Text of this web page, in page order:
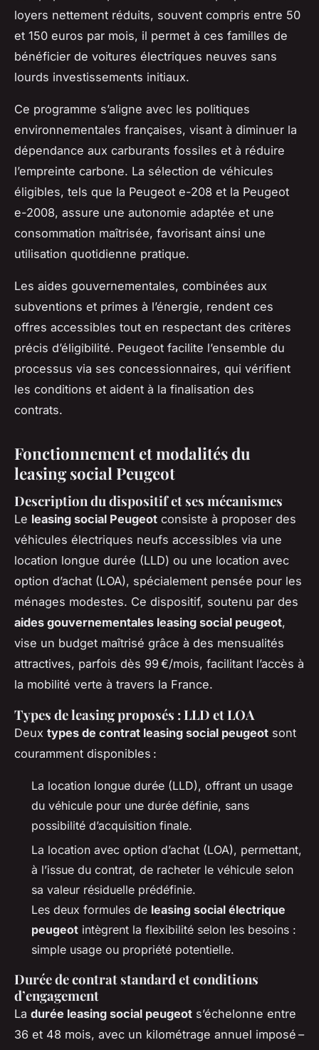
loyers nettement réduits, souvent compris entre 50
et 150 euros par mois, il permet à ces familles de
bénéficier de voitures électriques neuves sans
lourds investissements initiaux.
Ce programme s’aligne avec les politiques
environnementales françaises, visant à diminuer la
dépendance aux carburants fossiles et à réduire
l’empreinte carbone. La sélection de véhicules
éligibles, tels que la Peugeot e-208 et la Peugeot
e-2008, assure une autonomie adaptée et une
consommation maîtrisée, favorisant ainsi une
utilisation quotidienne pratique.
Les aides gouvernementales, combinées aux
subventions et primes à l’énergie, rendent ces
offres accessibles tout en respectant des critères
précis d’éligibilité. Peugeot facilite l’ensemble du
processus via ses concessionnaires, qui vérifient
les conditions et aident à la finalisation des
contrats.
Fonctionnement et modalités du
leasing social Peugeot
Description du dispositif et ses mécanismes
Le leasing social Peugeot consiste à proposer des
véhicules électriques neufs accessibles via une
location longue durée (LLD) ou une location avec
option d’achat (LOA), spécialement pensée pour les
ménages modestes. Ce dispositif, soutenu par des
aides gouvernementales leasing social peugeot,
vise un budget maîtrisé grâce à des mensualités
attractives, parfois dès 99 €/mois, facilitant l’accès à
la mobilité verte à travers la France.
Types de leasing proposés : LLD et LOA
Deux types de contrat leasing social peugeot sont
couramment disponibles :
La location longue durée (LLD), offrant un usage
du véhicule pour une durée définie, sans
possibilité d’acquisition finale.
La location avec option d’achat (LOA), permettant,
à l’issue du contrat, de racheter le véhicule selon
sa valeur résiduelle prédéfinie.
Les deux formules de leasing social électrique
peugeot intègrent la flexibilité selon les besoins :
simple usage ou propriété potentielle.
Durée de contrat standard et conditions
d’engagement
La durée leasing social peugeot s’échelonne entre
36 et 48 mois, avec un kilométrage annuel imposé –